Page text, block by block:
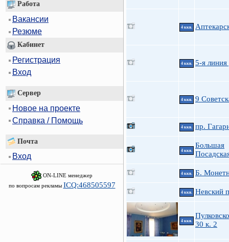
Работа
Вакансии
Резюме
Кабинет
Регистрация
Вход
Сервер
Новое на проекте
Справка / Помощь
Почта
Вход
ON-LINE менеджер
по вопросам рекламы ICQ:468505597
4 ккв.
4 ккв. 5-я
4 ккв. 9
4 ккв. пр.
4 ккв.
Большая
4 ккв. Б.
4 ккв. Невский
4 ккв.
30 к. 2